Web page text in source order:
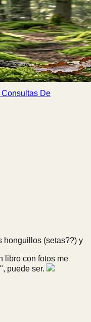
Consultas De
honguillos (setas??) y
libro con fotos me
", puede ser.